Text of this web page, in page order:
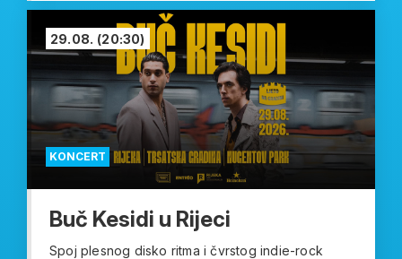
KONCERT
29.08. (20:30)
Buč Kesidi u Rijeci
Spoj plesnog disko ritma i čvrstog indie-rock